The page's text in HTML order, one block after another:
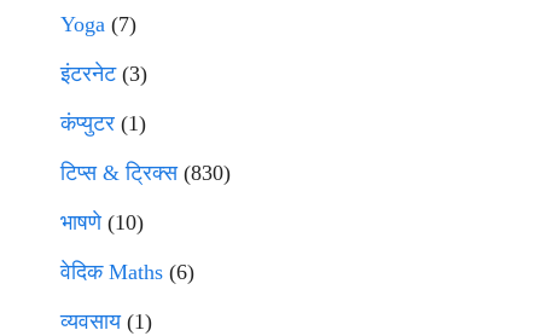
Yoga (7)
इंटरनेट(3)
कंप्युटर (1)
टिप्स & ट्रिक्स(830)
भाषणे(10)
वेदिक Maths (6)
व्यवसाय(1)